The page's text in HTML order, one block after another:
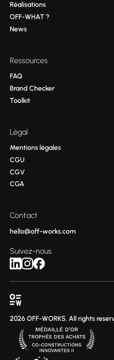
Réalisations
OFF-WHAT ?
News
Ressources
FAQ
Brand Checker
Toolkit
Légal
Mentions légales
CGU
CGV
CGA
Contact
hello@off-works.com
Suivez-nous
2026 OFF-WORKS. All rights